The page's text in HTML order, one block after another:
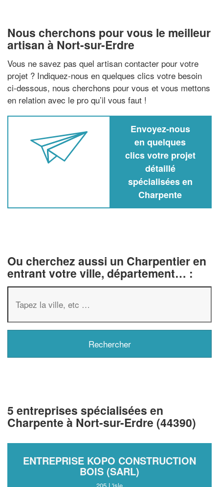
Nous cherchons pour vous le meilleur
artisan à Nort-sur-Erdre
Vous ne savez pas quel artisan contacter pour votre
projet ? Indiquez-nous en quelques clics votre besoin
ci-dessous, nous cherchons pour vous et vous mettons
en relation avec le pro qu’il vous faut !
Envoyez-nous
en quelques
clics votre projet
détaillé
spécialisées en
Charpente
Ou cherchez aussi un Charpentier en
entrant votre ville, département… :
5 entreprises spécialisées en
Charpente à Nort-sur-Erdre (44390)
ENTREPRISE KOPO CONSTRUCTION
BOIS (SARL)